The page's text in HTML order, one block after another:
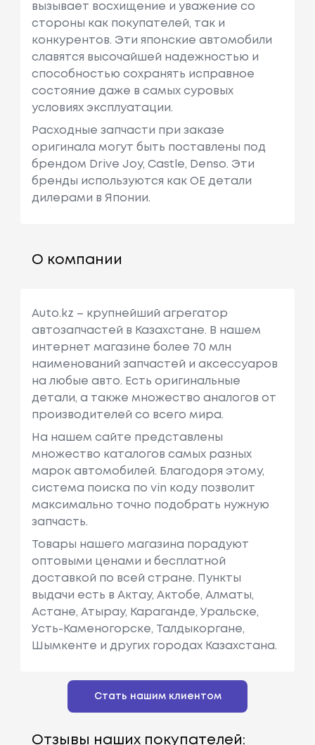
вызывает восхищение и уважение со
стороны как покупателей, так и
конкурентов. Эти японские автомобили
славятся высочайшей надежностью и
способностью сохранять исправное
состояние даже в самых суровых
условиях эксплуатации.
Расходные запчасти при заказе
оригинала могут быть поставлены под
брендом Drive Joy, Castle, Denso. Эти
бренды используются как ОЕ детали
дилерами в Японии.
О компании
Auto.kz – крупнейший агрегатор
автозапчастей в Казахстане. В нашем
интернет магазине более 70 млн
наименований запчастей и аксессуаров
на любые авто. Есть оригинальные
детали, а также множество аналогов от
производителей со всего мира.
На нашем сайте представлены
множество каталогов самых разных
марок автомобилей. Благодоря этому,
система поиска по vin коду позволит
максимально точно подобрать нужную
запчасть.
Товары нашего магазина порадуют
оптовыми ценами и бесплатной
доставкой по всей стране. Пункты
выдачи есть в Актау, Актобе, Алматы,
Астане, Атырау, Караганде, Уральске,
Усть-Каменогорске, Талдыкоргане,
Шымкенте и других городах Казахстана.
Стать нашим клиентом
Отзывы наших покупателей: